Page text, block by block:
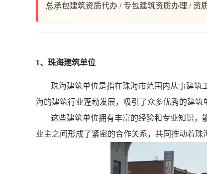
总承包建筑资质代办 / 专包建筑资质办理 / 资
1、珠海建筑单位
珠海建筑单位是指在珠海市范围内从事建筑
海的建筑行业蓬勃发展，吸引了众多优秀的建筑
这些建筑单位拥有丰富的经验和专业知识，
业主之间形成了紧密的合作关系，共同推动着珠